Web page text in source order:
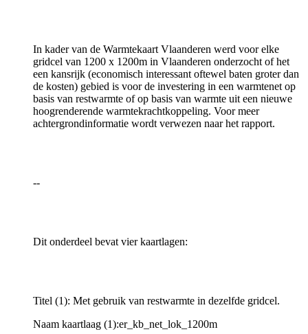
In kader van de Warmtekaart Vlaanderen werd voor elke
gridcel van 1200 x 1200m in Vlaanderen onderzocht of het
een kansrijk (economisch interessant oftewel baten groter dan
de kosten) gebied is voor de investering in een warmtenet op
basis van restwarmte of op basis van warmte uit een nieuwe
hoogrenderende warmtekrachtkoppeling. Voor meer
achtergrondinformatie wordt verwezen naar het rapport.
--
Dit onderdeel bevat vier kaartlagen:
Titel (1): Met gebruik van restwarmte in dezelfde gridcel.
Naam kaartlaag (1):er_kb_net_lok_1200m